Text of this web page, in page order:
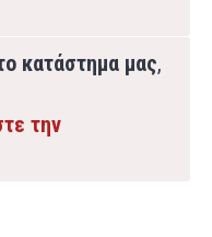
κατάστημα μας,
την